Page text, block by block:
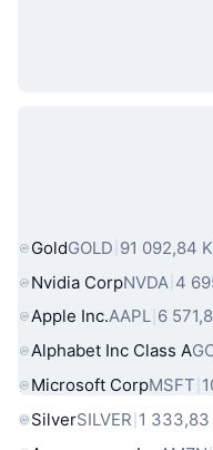
Populární
GoldGOLD 91 092,84
Nvidia CorpNVDA 4
Apple Inc.AAPL 6
Alphabet Inc Class A
Microsoft CorpMSFT
SilverSILVER 1 333,83